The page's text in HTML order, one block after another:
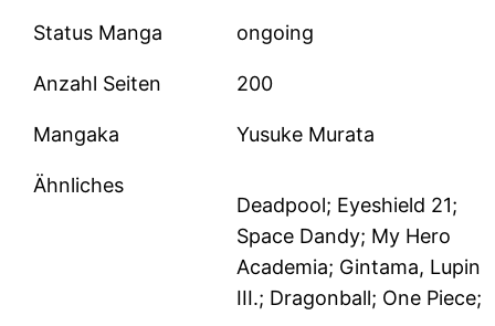
Status Manga ongoing
Anzahl Seiten 200
Mangaka Yusuke Murata
Ähnliches
Deadpool; Eyeshield 21;
Space Dandy; My Hero
Academia; Gintama, Lupin
III.; Dragonball; One Piece;